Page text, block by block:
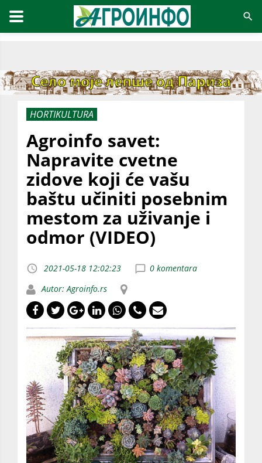
HORTIKULTURA
Agroinfo savet:
Napravite cvetne
zidove koji će vašu
baštu učiniti posebnim
mestom za uživanje i
odmor (VIDEO)
2021-05-18 12:02:23
0 komentara
Autor: Agroinfo.rs